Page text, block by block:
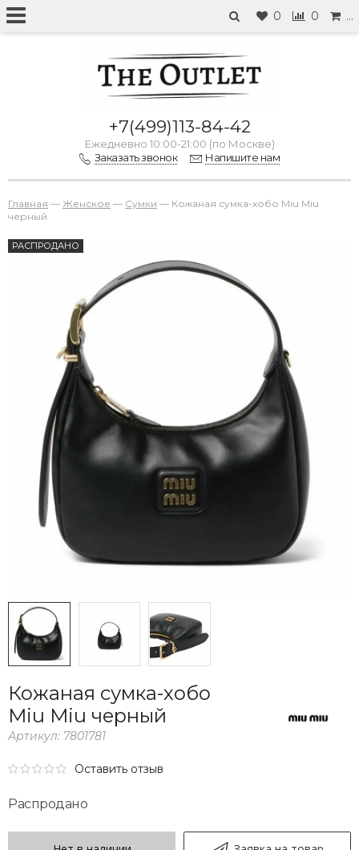
0 0 …
+7(499)113-84-42
Ежедневно 10:00-21:00 (по Москве)
Заказать звонок
Напишите нам
Главная — Женское — Сумки — Кожаная сумка-хобо Miu Miu
черный
РАСПРОДАНО
Кожаная сумка-хобо
Miu Miu черный
Артикул: 7801781
Оставить отзыв
Распродано